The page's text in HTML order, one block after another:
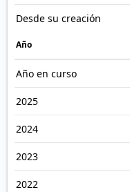
Desde su creación
Año
Año en curso
2025
2024
2023
2022